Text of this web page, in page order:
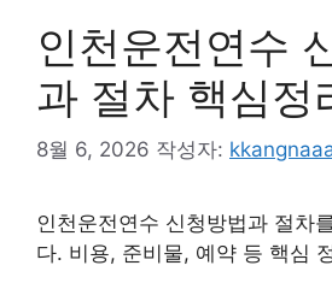
인천운전연수
과 절차 핵심정
8월 6, 2026 작성자:
인천운전연수 신청방법과 절차
다. 비용, 준비물, 예약 등 핵심